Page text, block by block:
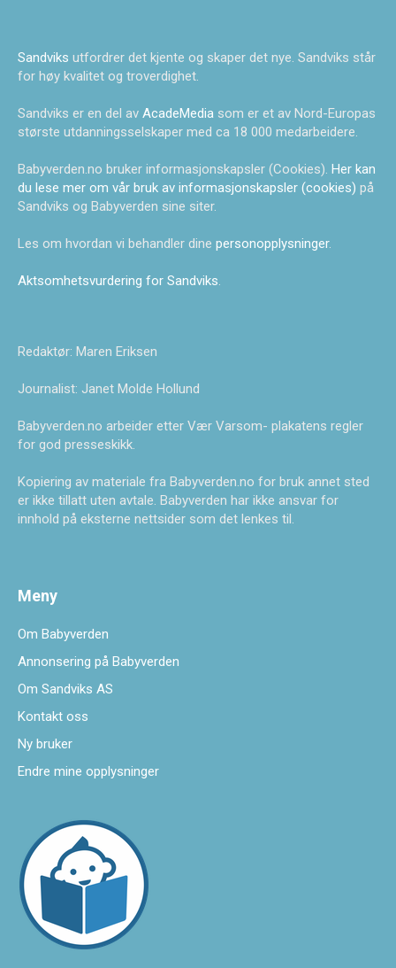
Sandviks utfordrer det kjente og skaper det nye. Sandviks står
for høy kvalitet og troverdighet.
Sandviks er en del av AcadeMedia som er et av Nord-Europas
største utdanningsselskaper med ca 18 000 medarbeidere.
Babyverden.no bruker informasjonskapsler (Cookies). Her kan
du lese mer om vår bruk av informasjonskapsler (cookies) på
Sandviks og Babyverden sine siter.
Les om hvordan vi behandler dine personopplysninger.
Aktsomhetsvurdering for Sandviks
Redaktør: Maren Eriksen
Journalist: Janet Molde Hollund
Babyverden.no arbeider etter Vær Varsom- plakatens regler
for god presseskikk.
Kopiering av materiale fra Babyverden.no for bruk annet sted
er ikke tillatt uten avtale. Babyverden har ikke ansvar for
innhold på eksterne nettsider som det lenkes til.
Meny
Om Babyverden
Annonsering på Babyverden
Om Sandviks AS
Kontakt oss
Ny bruker
Endre mine opplysninger